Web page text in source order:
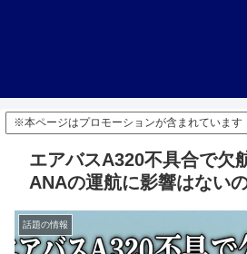
※本ページはプロモーションが含まれています
エアバスA320不具合で欠
ANAの運航に影響はない
話題の情報